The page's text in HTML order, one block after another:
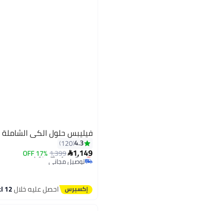
فيليبس حلول الكي الشاملة
4.3
120
1,149
1,399
17% OFF
#14 في كاويات بخار للملابس
أقل سعر في 7 يوم
توصيل مجاني
#14 في كاويات بخار للملابس
احصل عليه خلال12 اغسطس